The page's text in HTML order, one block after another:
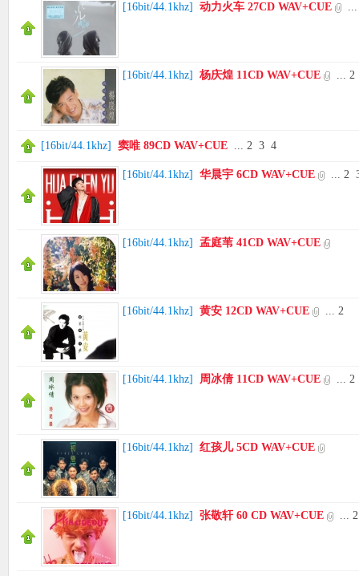
[16bit/44.1khz] 动力火车 27CD WAV+CUE ...
[16bit/44.1khz] 杨庆煌 11CD WAV+CUE ... 2
[16bit/44.1khz] 窦唯 89CD WAV+CUE ... 2 3 4
[16bit/44.1khz] 华晨宇 6CD WAV+CUE ... 2
[16bit/44.1khz] 孟庭苇 41CD WAV+CUE
[16bit/44.1khz] 黄安 12CD WAV+CUE ... 2
[16bit/44.1khz] 周冰倩 11CD WAV+CUE ... 2
[16bit/44.1khz] 红孩儿 5CD WAV+CUE
[16bit/44.1khz] 张敬轩 60 CD WAV+CUE ... 2